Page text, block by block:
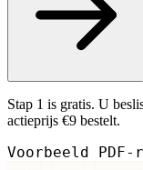
Stap 1 is gratis. U
actieprijs €9 bestelt.
Voorbeeld PDF-